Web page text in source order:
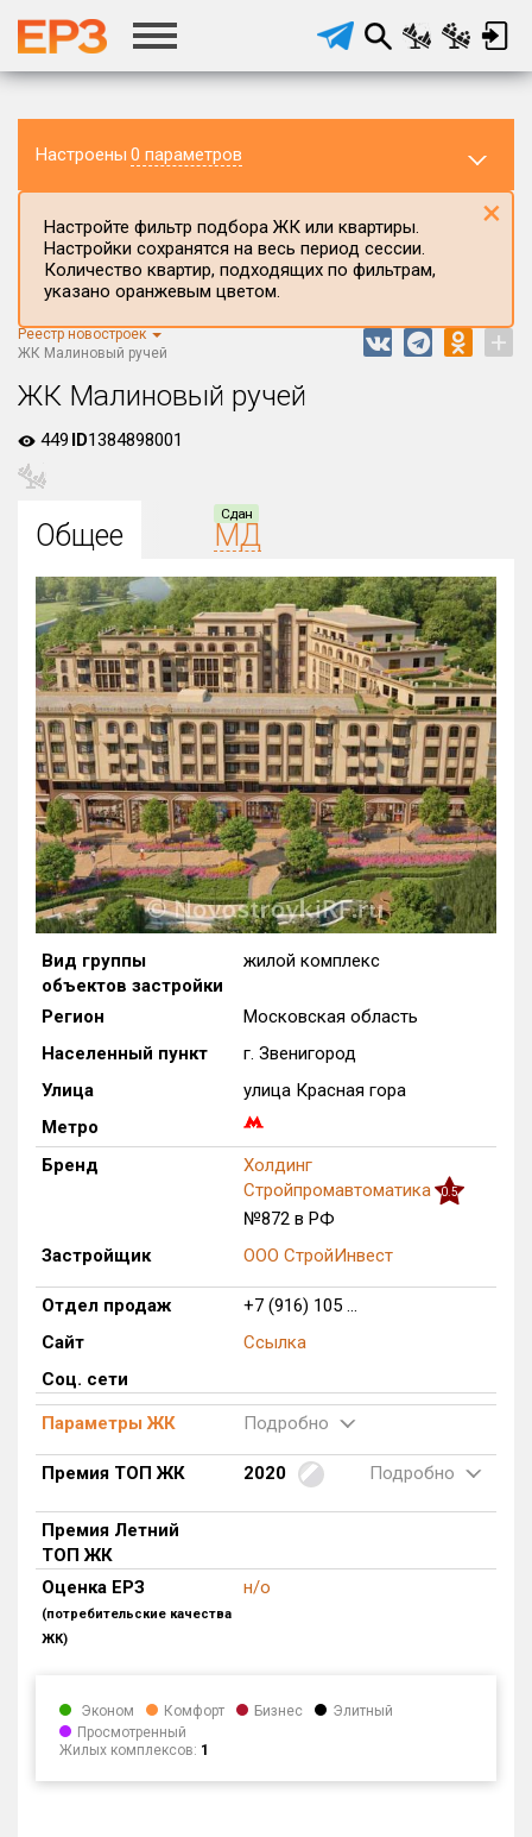
Настроены 0 параметров
Регион ЖК
Все
Населённый пункт
Все
Район в городе
Все
₽/м² млн ₽
Цена
от до
Общая площадь, м²
от до
Срок сдачи
от до
Вид объекта
Только новые
Оценка ЕРЗ ЖК
от до
Рейтинг ЕРЗ
Найдено:
Жилых комплексов
Многоквартирных домов
1 из 4 329
Блокированных домов
Домов с апартаментами
Поселков таунхаусов
Многоквартирных домов
Блокированных домов
Настройте фильтр подбора ЖК или квартиры.
Настройки сохранятся на весь период сессии.
Количество квартир, подходящих по фильтрам,
указано оранжевым цветом.
×
Реестр новостроек
ЖК Малиновый ручей
+
ЖК Малиновый ручей
449 ID1384898001
Общее
Сдан
МД
Вид группы
объектов застройки
жилой комплекс
Регион
Московская область
Населенный пункт
г. Звенигород
Улица
улица Красная гора
Метро
Бренд
Холдинг
Стройпромавтоматика
0.5
№872 в РФ
Застройщик
ООО СтройИнвест
Отдел продаж
+7 (916) 105 ...
Сайт
Ссылка
Соц. сети
Параметры ЖК Подробно
Премия ТОП ЖК 2020 Подробно
Премия Летний
ТОП ЖК
Оценка ЕРЗ
(потребительские качества
ЖК)
н/о
Эконом Комфорт Бизнес
Элитный
Просмотренный
Жилых комплексов: 1